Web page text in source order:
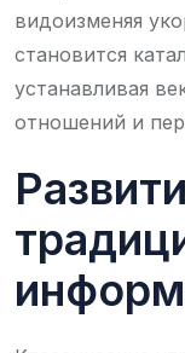
видоизменяя
становится
устанавливая
отношений и